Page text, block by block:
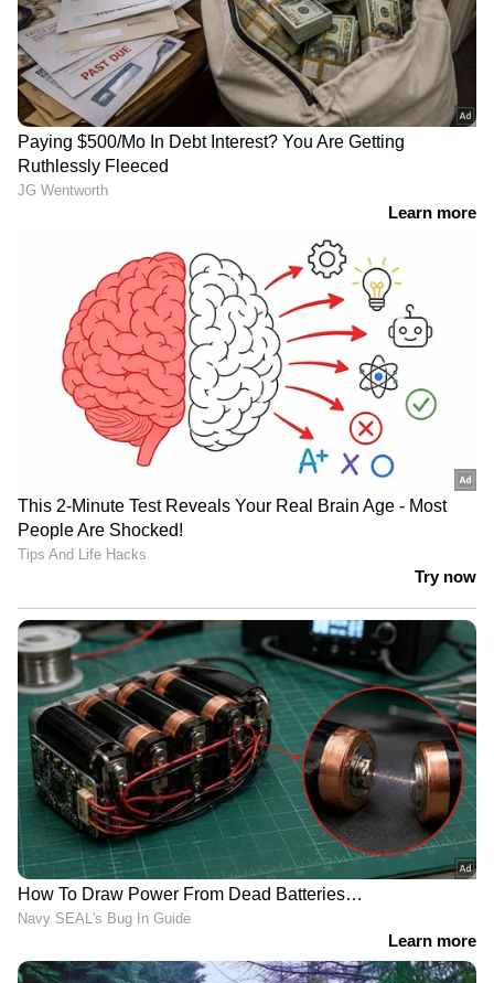
'മുട്ടിന് താഴെ വെടിവെച്ചാലും
മുട്ടുകുത്തില്ല'; പൊലീസ് തെരച്ചിൽ
തുടരുന്നതിനിടെ വീണ്ടും അർജുൻ
ആയങ്കി